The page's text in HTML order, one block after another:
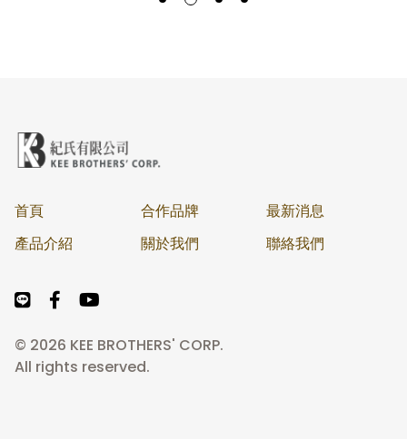
首頁
產品介紹
合作品牌
關於我們
最新消息
聯絡我們
© 2026 KEE BROTHERS' CORP.
All rights reserved.